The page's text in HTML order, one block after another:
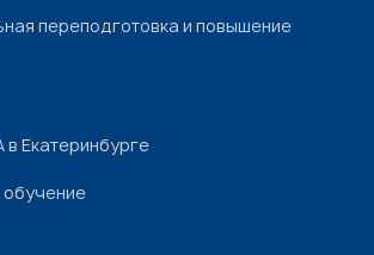
переподготовка и повышение
Екатеринбурге